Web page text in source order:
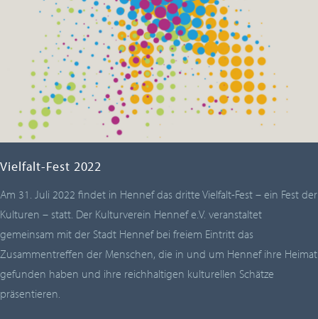
Vielfalt-Fest 2022
Am 31. Juli 2022 findet in Hennef das dritte Vielfalt-Fest – ein Fest der
Kulturen – statt. Der Kulturverein Hennef e.V. veranstaltet
gemeinsam mit der Stadt Hennef bei freiem Eintritt das
Zusammentreffen der Menschen, die in und um Hennef ihre Heimat
gefunden haben und ihre reichhaltigen kulturellen Schätze
präsentieren.